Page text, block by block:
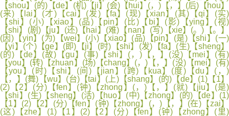
【shou】(的)【de】(机)【ji】(会)【hui】(，)【，】(后)【hou】
(来)【lai】(才)【cai】(发)【fa】(现)【xian】(其)【qi】(实)
【shi】(小)【xiao】(品)【pin】(比)【bi】(影)【ying】(视)
【shi】(剧)【ju】(还)【hai】(难)【nan】(写)【xie】(。)【。】
(因)【yin】(为)【wei】(小)【xiao】(品)【pin】(是)【shi】(一)
【yi】(个)【ge】(即)【ji】(时)【shi】(发)【fa】(生)【sheng】
(的)【de】(故)【gu】(事)【shi】(，)【，】(没)【mei】(有)
【you】(转)【zhuan】(场)【chang】(，)【，】(没)【mei】(有)
【you】(时)【shi】(间)【jian】(跨)【kua】(度)【du】(，)
【，】(舞)【wu】(台)【tai】(上)【shang】(的)【de】(1)【1】
(2)【2】(分)【fen】(钟)【zhong】(，)【，】(就)【jiu】(是)
【shi】(生)【sheng】(活)【huo】(中)【zhong】(的)【de】(1)
【1】(2)【2】(分)【fen】(钟)【zhong】(，)【，】(在)【zai】
(这)【zhe】(1)【1】(2)【2】(分)【fen】(钟)【zhong】(里)